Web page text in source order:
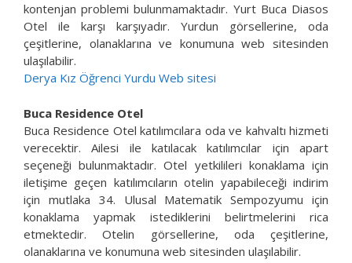
kontenjan problemi bulunmamaktadır. Yurt Buca Diasos
Otel ile karşı karşıyadır. Yurdun görsellerine, oda
çeşitlerine, olanaklarına ve konumuna web sitesinden
ulaşılabilir.
Derya Kız Öğrenci Yurdu Web sitesi
Buca Residence Otel
Buca Residence Otel katılımcılara oda ve kahvaltı hizmeti
verecektir. Ailesi ile katılacak katılımcılar için apart
seçeneği bulunmaktadır. Otel yetkilileri konaklama için
iletişime geçen katılımcıların otelin yapabileceği indirim
için mutlaka 34. Ulusal Matematik Sempozyumu için
konaklama yapmak istediklerini belirtmelerini rica
etmektedir. Otelin görsellerine, oda çeşitlerine,
olanaklarına ve konumuna web sitesinden ulaşılabilir.